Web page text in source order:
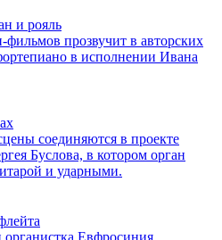
и рояль
прозвучит в авторских
в исполнении Ивана
соединяются в проекте
Буслова, в котором орган
и ударными.
Евфросиния